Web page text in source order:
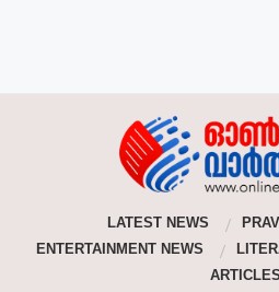
LATEST NEWS
ENTERTAINMENT NEWS
ARTICLES